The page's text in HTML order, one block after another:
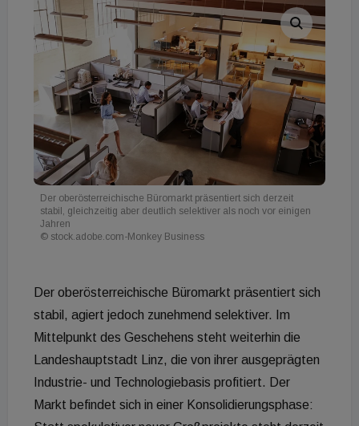
Der oberösterreichische Büromarkt präsentiert sich derzeit
stabil, gleichzeitig aber deutlich selektiver als noch vor einigen
Jahren
© stock.adobe.com-Monkey Business
Der oberösterreichische Büromarkt präsentiert sich
stabil, agiert jedoch zunehmend selektiver. Im
Mittelpunkt des Geschehens steht weiterhin die
Landeshauptstadt Linz, die von ihrer ausgeprägten
Industrie- und Technologiebasis profitiert. Der
Markt befindet sich in einer Konsolidierungsphase: